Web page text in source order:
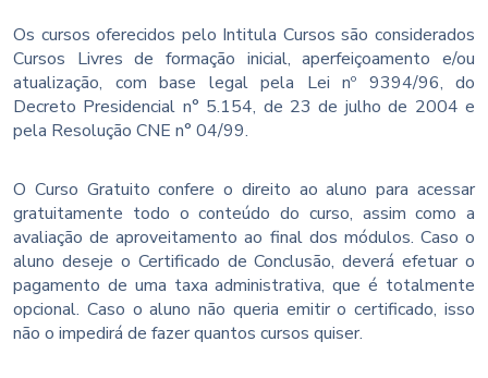
Os cursos oferecidos pelo Intitula Cursos são considerados
Cursos Livres de formação inicial, aperfeiçoamento e/ou
atualização, com base legal pela Lei nº 9394/96, do
Decreto Presidencial n° 5.154, de 23 de julho de 2004 e
pela Resolução CNE n° 04/99.
O Curso Gratuito confere o direito ao aluno para acessar
gratuitamente todo o conteúdo do curso, assim como a
avaliação de aproveitamento ao final dos módulos. Caso o
aluno deseje o Certificado de Conclusão, deverá efetuar o
pagamento de uma taxa administrativa, que é totalmente
opcional. Caso o aluno não queria emitir o certificado, isso
não o impedirá de fazer quantos cursos quiser.